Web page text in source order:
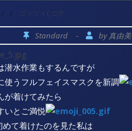
/ / ゴッツイ(; □;)!!
Standard - by真由美
潜水作業もするんですが
使うフルフェイスマスクを新調
が着けてみたら
いとご満悦
て着けたのを見た私は